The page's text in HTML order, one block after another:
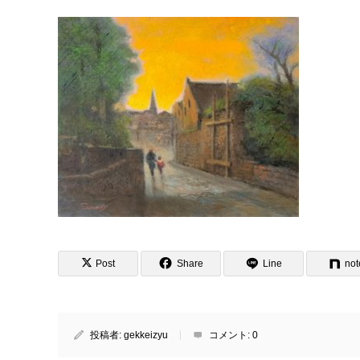
Post Share Line
投稿者: gekkeizyu コメント: 0